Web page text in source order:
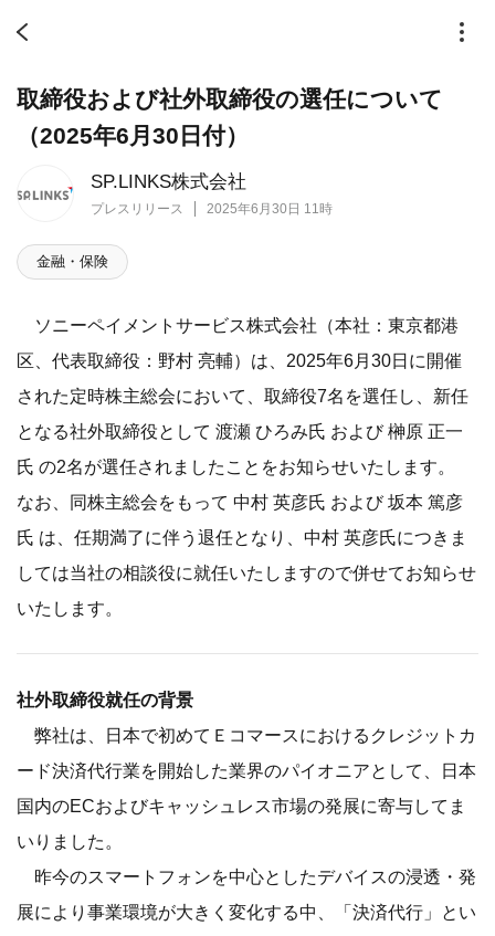
SP.LINKS株式会社
プレスリリース 2025年6月30日 11時
取締役および社外取締役の選任について
（2025年6月30日付）
金融・保険
ソニーペイメントサービス株式会社（本社：東京都港
区、代表取締役：野村 亮輔）は、2025年6月30日に開催
された定時株主総会において、取締役7名を選任し、新任
となる社外取締役として 渡瀬 ひろみ氏 および 榊原 正一
氏 の2名が選任されましたことをお知らせいたします。
なお、同株主総会をもって 中村 英彦氏 および 坂本 篤彦
氏 は、任期満了に伴う退任となり、中村 英彦氏につきま
しては当社の相談役に就任いたしますので併せてお知らせ
いたします。
社外取締役就任の背景
弊社は、日本で初めてＥコマースにおけるクレジットカ
ード決済代行業を開始した業界のパイオニアとして、日本
国内のECおよびキャッシュレス市場の発展に寄与してま
いりました。
昨今のスマートフォンを中心としたデバイスの浸透・発
展により事業環境が大きく変化する中、「決済代行」とい